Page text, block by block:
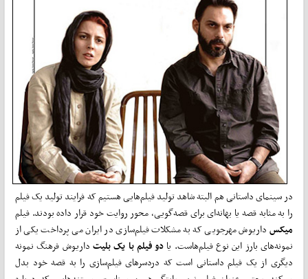
در سینمای داستانی هم البته شاهد تولید فیلم‌هایی هستیم که فرایند تولید یک فیلم
را به مثابه قصه یا بهانه‌ای برای قصه‌گویی، محور روایت خود قرار داده بودند. فیلم
میکسداریوش مهرجویی که به مشکلات فیلم‌سازی در ایران می پرداخت یکی از
نمونه‌های بارز این نوع فیلم‌هاست. یادو فیلم با یک بلیتداریوش فرهنگ نمونه
دیگری از یک فیلم داستانی است که دردسرهای فیلم‌سازی را به قصه خود بدل